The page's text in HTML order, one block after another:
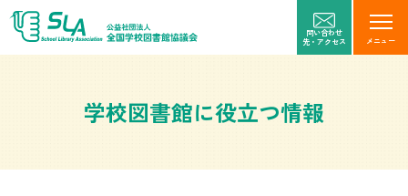
メニュー
問い合わせ
先・アクセス
学校図書館に役立つ情報